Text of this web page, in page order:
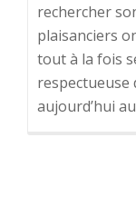
rechercher
plaisanciers
tout à la fois
respectueuse
aujourd’hui